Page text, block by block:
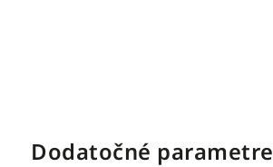
Dodatočné parametre